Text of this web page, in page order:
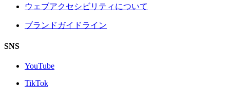
ウェブアクセシビリティについて
ブランドガイドライン
SNS
YouTube
TikTok